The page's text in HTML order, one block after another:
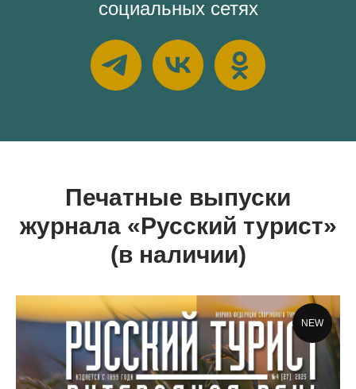
социальных сетях
Печатные выпуски
журнала «Русский турист»
(в наличии)
NEW